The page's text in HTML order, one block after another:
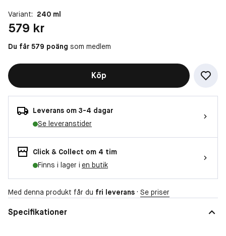
Variant: 240 ml
Pris: 579 kr
579 kr
Du får 579 poäng som medlem
Köp
Leverans om 3-4 dagar
Se leveranstider
Click & Collect om 4 tim
Finns i lager i en butik
Med denna produkt får du fri leverans · Se priser
Specifikationer